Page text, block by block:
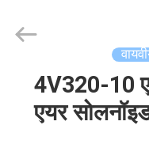
4V320-10
एयर सोलनॉइड